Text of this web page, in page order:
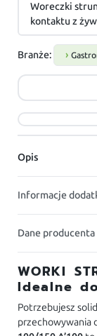
Woreczki
kontaktu z
Branże:
Opis
Informacje
Dane producenta
WORKI
Idealne
Potrzebujesz
przechowywania